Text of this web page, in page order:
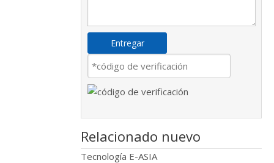
Entregar
Relacionado nuevo
Tecnología E-ASIA